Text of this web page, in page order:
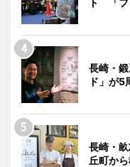
長崎・
ド」が
長崎・
丘町か